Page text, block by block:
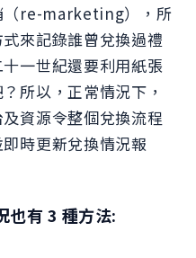
（re-marketing），所
來記錄誰曾兌換過禮
一世紀還要利用紙張
所以，正常情況下，
資源令整個兌換流程
時更新兌換情況報
也有 3 種方法: